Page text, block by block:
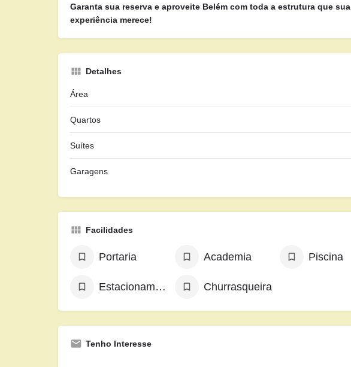
Garanta sua reserva e aproveite Belém com toda a estrutura que sua
experiência merece!
Detalhes
Área
Quartos
Suítes
Garagens
Facilidades
Portaria Academia Piscina
Estacionamento Churrasqueira
Tenho Interesse